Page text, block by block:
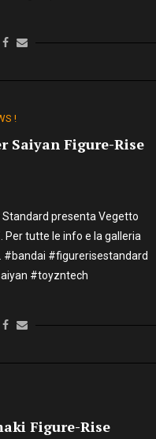
!
Saiyan Figure-Rise
Standard presenta Vegetto
Per tutte le info e la galleria
#bandai #figurerisestandard
#toyzntech
Figure-Rise